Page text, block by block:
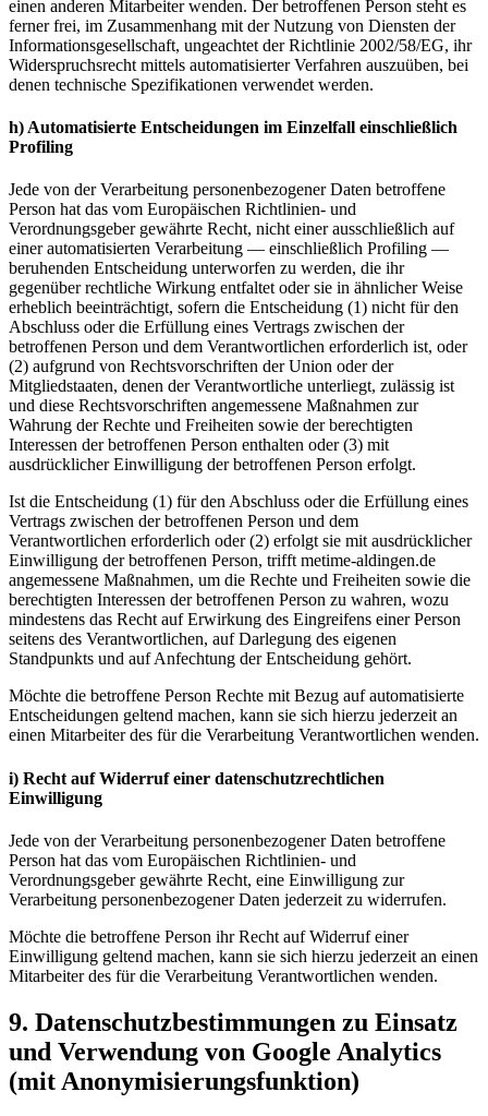
einen anderen Mitarbeiter wenden. Der betroffenen Person steht es
ferner frei, im Zusammenhang mit der Nutzung von Diensten der
Informationsgesellschaft, ungeachtet der Richtlinie 2002/58/EG, ihr
Widerspruchsrecht mittels automatisierter Verfahren auszuüben, bei
denen technische Spezifikationen verwendet werden.
h) Automatisierte Entscheidungen im Einzelfall einschließlich
Profiling
Jede von der Verarbeitung personenbezogener Daten betroffene
Person hat das vom Europäischen Richtlinien- und
Verordnungsgeber gewährte Recht, nicht einer ausschließlich auf
einer automatisierten Verarbeitung — einschließlich Profiling —
beruhenden Entscheidung unterworfen zu werden, die ihr
gegenüber rechtliche Wirkung entfaltet oder sie in ähnlicher Weise
erheblich beeinträchtigt, sofern die Entscheidung (1) nicht für den
Abschluss oder die Erfüllung eines Vertrags zwischen der
betroffenen Person und dem Verantwortlichen erforderlich ist, oder
(2) aufgrund von Rechtsvorschriften der Union oder der
Mitgliedstaaten, denen der Verantwortliche unterliegt, zulässig ist
und diese Rechtsvorschriften angemessene Maßnahmen zur
Wahrung der Rechte und Freiheiten sowie der berechtigten
Interessen der betroffenen Person enthalten oder (3) mit
ausdrücklicher Einwilligung der betroffenen Person erfolgt.
Ist die Entscheidung (1) für den Abschluss oder die Erfüllung eines
Vertrags zwischen der betroffenen Person und dem
Verantwortlichen erforderlich oder (2) erfolgt sie mit ausdrücklicher
Einwilligung der betroffenen Person, trifft metime-aldingen.de
angemessene Maßnahmen, um die Rechte und Freiheiten sowie die
berechtigten Interessen der betroffenen Person zu wahren, wozu
mindestens das Recht auf Erwirkung des Eingreifens einer Person
seitens des Verantwortlichen, auf Darlegung des eigenen
Standpunkts und auf Anfechtung der Entscheidung gehört.
Möchte die betroffene Person Rechte mit Bezug auf automatisierte
Entscheidungen geltend machen, kann sie sich hierzu jederzeit an
einen Mitarbeiter des für die Verarbeitung Verantwortlichen wenden.
i) Recht auf Widerruf einer datenschutzrechtlichen
Einwilligung
Jede von der Verarbeitung personenbezogener Daten betroffene
Person hat das vom Europäischen Richtlinien- und
Verordnungsgeber gewährte Recht, eine Einwilligung zur
Verarbeitung personenbezogener Daten jederzeit zu widerrufen.
Möchte die betroffene Person ihr Recht auf Widerruf einer
Einwilligung geltend machen, kann sie sich hierzu jederzeit an einen
Mitarbeiter des für die Verarbeitung Verantwortlichen wenden.
9. Datenschutzbestimmungen zu Einsatz
und Verwendung von Google Analytics
(mit Anonymisierungsfunktion)